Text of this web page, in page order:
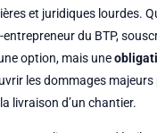
et juridiques lourdes.
du BTP,
option, mais une
les dommages
livraison d’un chantier.